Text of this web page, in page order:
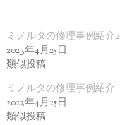
ミノルタの修理事例紹介2
2023年4月25日
類似投稿
ミノルタの修理事例紹介
2023年4月25日
類似投稿